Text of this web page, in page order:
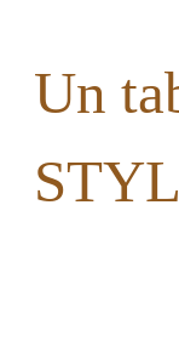
Un